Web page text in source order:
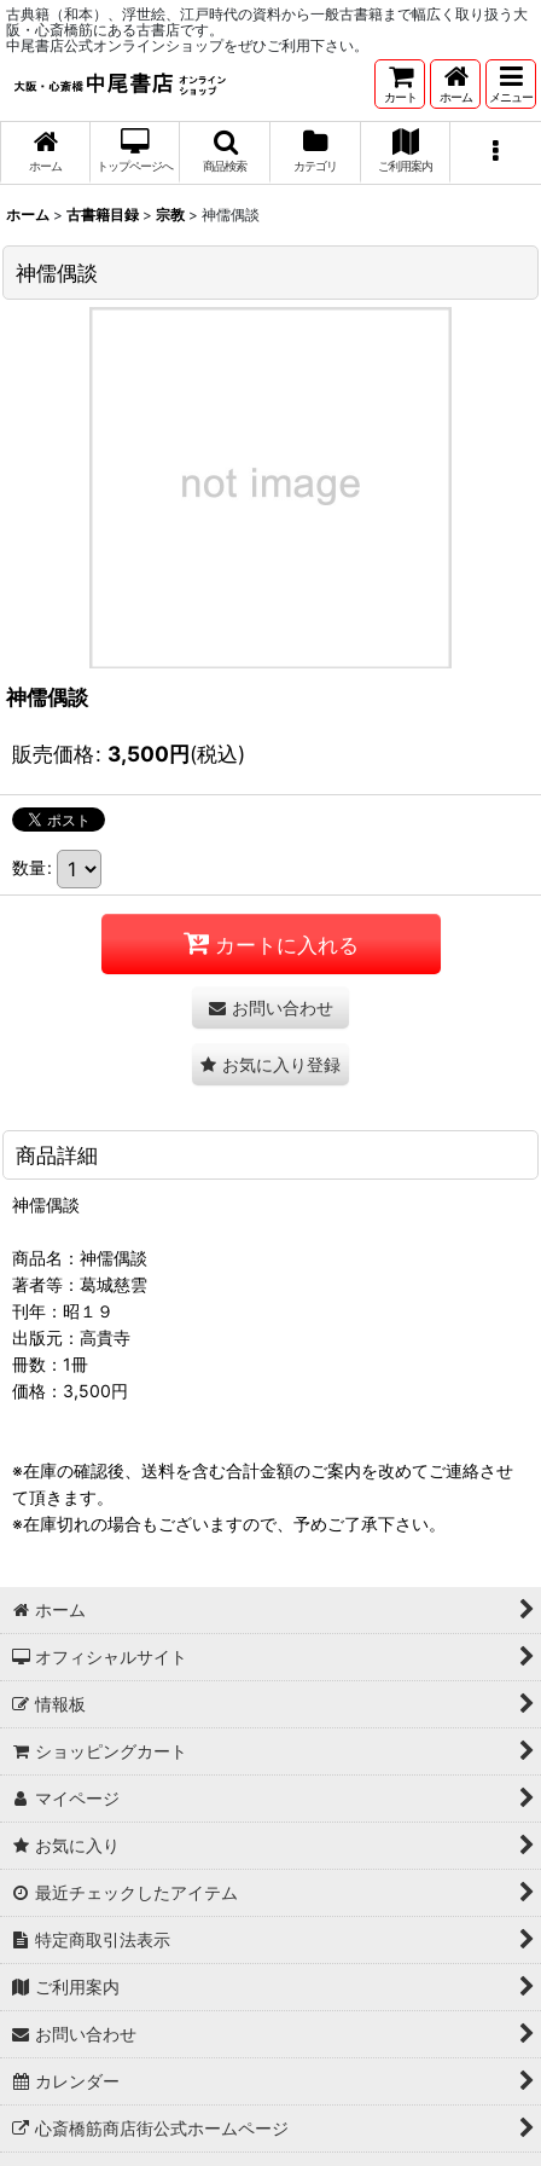
古典籍（和本）、浮世絵、江戸時代の資料から一般古書籍まで幅広く取り扱う大
阪・心斎橋筋にある古書店です。
中尾書店公式オンラインショップをぜひご利用下さい。
カート ホーム メニュー
ホーム トップページへ 商品検索 カテゴリ ご利用案内
ホーム > 古書籍目録 > 宗教 > 神儒偶談
神儒偶談
神儒偶談
販売価格: 3,500円(税込)
数量:
カートに入れる
お問い合わせ
お気に入り登録
商品詳細
神儒偶談
商品名：神儒偶談
著者等：葛城慈雲
刊年：昭１９
出版元：高貴寺
冊数：1冊
価格：3,500円
※在庫の確認後、送料を含む合計金額のご案内を改めてご連絡させ
て頂きます。
※在庫切れの場合もございますので、予めご了承下さい。
ホーム
オフィシャルサイト
情報板
ショッピングカート
マイページ
お気に入り
最近チェックしたアイテム
特定商取引法表示
ご利用案内
お問い合わせ
カレンダー
心斎橋筋商店街公式ホームページ